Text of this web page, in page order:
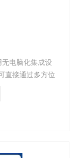
电脑化集成设
直接通过多方位